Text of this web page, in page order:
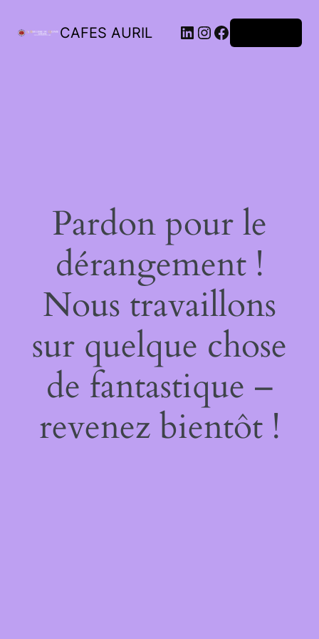
CAFES AURIL LinkedIn
Instagram
Facebook
Pardon pour le
dérangement !
Nous travaillons
sur quelque chose
de fantastique –
revenez bientôt !